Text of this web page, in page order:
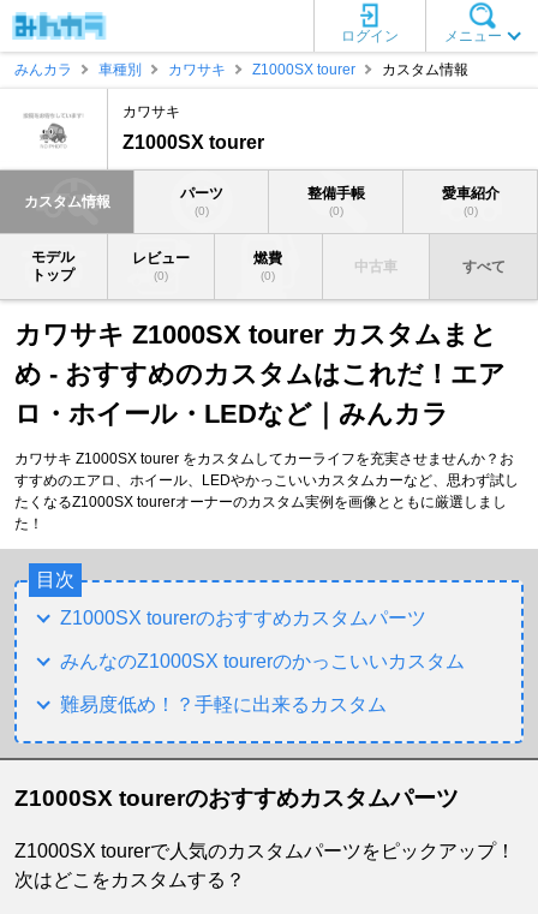
メニュー
ログイン
みんカラ
車種別 カワサキ Z1000SX tourer カスタム情報
カワサキ
Z1000SX tourer
カスタム情報 パーツ
(0)
整備手帳
(0)
愛車紹介
(0)
モデル
トップ
レビュー
(0)
燃費
(0)
中古車 すべて
カワサキ Z1000SX tourer カスタムまと
め - おすすめのカスタムはこれだ！エア
ロ・ホイール・LEDなど｜みんカラ
カワサキ Z1000SX tourer をカスタムしてカーライフを充実させませんか？お
すすめのエアロ、ホイール、LEDやかっこいいカスタムカーなど、思わず試し
たくなるZ1000SX tourerオーナーのカスタム実例を画像とともに厳選しまし
た！
目次
Z1000SX tourerのおすすめカスタムパーツ
みんなのZ1000SX tourerのかっこいいカスタム
難易度低め！？手軽に出来るカスタム
Z1000SX tourerのおすすめカスタムパーツ
Z1000SX tourerで人気のカスタムパーツをピックアップ！
次はどこをカスタムする？